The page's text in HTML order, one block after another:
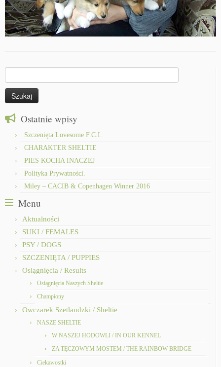
Ostatnie wpisy
Szczenięta Lovesome F.C.I.
CHARAKTER SHELTIE
PIES KOCHA INACZEJ
Polityka Prywatności.
Miley – CACIB & Copenhagen Winner 2016
Menu
Aktualności
SUKI / FEMALES
PSY / DOGS
SZCZENIĘTA / PUPPIES
Osiągnięcia / Results
Osiągnięcia Naszych Sheltie
Championy
Owczarek Szetlandzki / Sheltie
NASZE SHELTIE
W NASZEJ HODOWLI / IN OUR KENNEL
ZA TĘCZOWYM MOSTEM / THE RAINBOW BRIDGE
Ciekawostki